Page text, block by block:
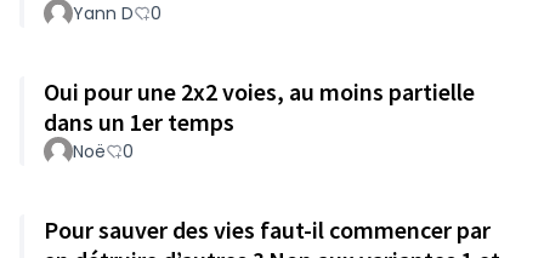
Yann D 0
Oui pour une 2x2 voies, au moins partielle
dans un 1er temps
Noë 0
Pour sauver des vies faut-il commencer par